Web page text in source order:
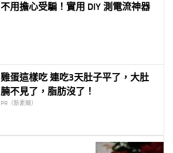
不用擔心受騙！實用 DIY 測電流神器
雞蛋這樣吃 連吃3天肚子平了，大肚
腩不見了，脂肪沒了！
PR（新素簡）